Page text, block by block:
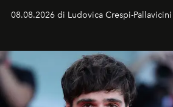
celeste per seguire il passaggio delle
all’universo i desideri più segreti
08.08.2026 di Ludovica Crespi-Pallavicini